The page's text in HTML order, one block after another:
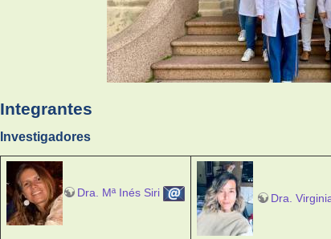
Integrantes
Investigadores
Dra. Mª Inés Siri Dra.